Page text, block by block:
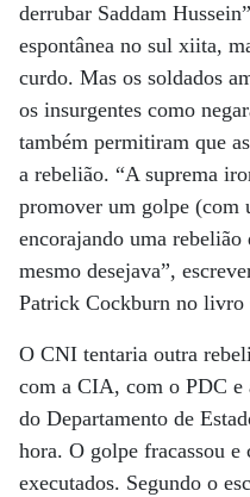
derrubar Saddam
espontânea no sul xiita,
curdo. Mas os soldados
os insurgentes como
também permitiram que
a rebelião. “A suprema
promover um golpe (com
encorajando uma
mesmo desejava”,
Patrick Cockburn no livro
O CNI tentaria outra
com a CIA, com o PDC e
do Departamento de
hora. O golpe fracassou e
executados. Segundo o